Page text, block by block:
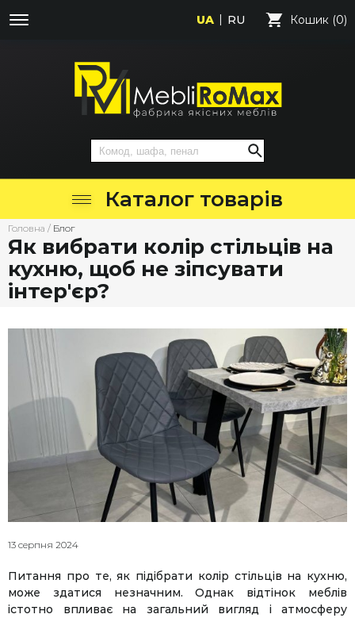
UA RU Кошик (0)
Каталог товарів
Головна / Блог
Як вибрати колір стільців на
кухню, щоб не зіпсувати
інтер'єр?
13 серпня 2024
Питання про те, як підібрати колір стільців на кухню,
може здатися незначним. Однак відтінок меблів
істотно впливає на загальний вигляд і атмосферу